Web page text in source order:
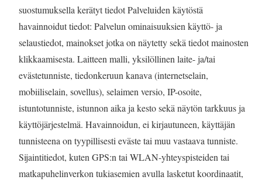
suostumuksella kerätyt tiedot Palveluiden käytöstä
havainnoidut tiedot: Palvelun ominaisuuksien käyttö- ja
selaustiedot, mainokset jotka on näytetty sekä tiedot mainosten
klikkaamisesta. Laitteen malli, yksilöllinen laite- ja/tai
evästetunniste, tiedonkeruun kanava (internetselain,
mobiiliselain, sovellus), selaimen versio, IP-osoite,
istuntotunniste, istunnon aika ja kesto sekä näytön tarkkuus ja
käyttöjärjestelmä. Havainnoidun, ei kirjautuneen, käyttäjän
tunnisteena on tyypillisesti eväste tai muu vastaava tunniste.
Sijaintitiedot, kuten GPS:n tai WLAN-yhteyspisteiden tai
matkapuhelinverkon tukiasemien avulla lasketut koordinaatit,